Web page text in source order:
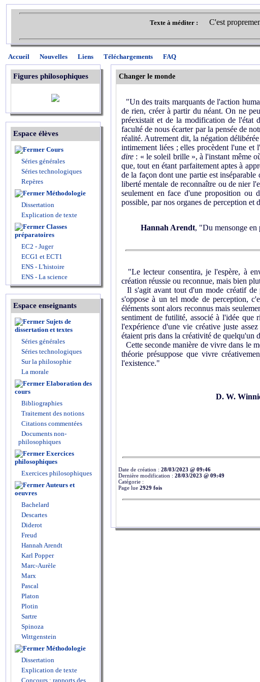
Texte à méditer : C'est
Accueil Nouvelles Liens Téléchargements FAQ
Figures philosophiques
Espace élèves
Cours
Séries générales
Séries technologiques
Repères
Méthodologie
Dissertation
Explication de texte
Classes
préparatoires
EC2 - Juger
ECG1 et ECT1
ENS - L'histoire
ENS - La science
Espace enseignants
Sujets de
dissertation et textes
Séries générales
Séries technologiques
Sur la philosophie
La morale
Elaboration des
cours
Bibliographies
Traitement des notions
Citations commentées
Documents non-
philosophiques
Exercices
philosophiques
Exercices philosophiques
Auteurs et
oeuvres
Bachelard
Descartes
Diderot
Freud
Hannah Arendt
Karl Popper
Marc-Aurèle
Marx
Pascal
Platon
Plotin
Sartre
Spinoza
Wittgenstein
Méthodologie
Dissertation
Explication de texte
Concours : rapports des
Changer le monde
"Un des traits marquants de l'action
de rien, créer à partir du néant. On ne
préexistait et de la modification de l'état
faculté de nous écarter par la pensée de
réalité. Autrement dit, la négation
intimement liées ; elles procèdent l'une et
dire : « le soleil brille », à l'instant même
que, tout en étant parfaitement aptes à
de la façon dont une partie est inséparable
liberté mentale de reconnaître ou de nier
seulement en face d'une proposition ou
possible, par nos organes de perception
Hannah Arendt, "Du mensonge
"Le lecteur consentira, je l'espère, à
création réussie ou reconnue, mais bien
Il s'agit avant tout d'un mode créatif
s'oppose à un tel mode de perception,
éléments sont alors reconnus mais
sentiment de futilité, associé à l'idée que
l'expérience d'une vie créative juste
étaient pris dans la créativité de quelqu'un
Cette seconde manière de vivre dans le
théorie présuppose que vivre
l'existence."
D. W.
Date de création : 28/03/2023 @ 09:46
Dernière modification : 28/03/2023 @ 09:49
Catégorie :
Page lue 2929 fois